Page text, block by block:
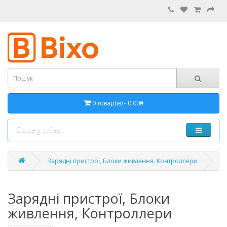
0 товар(ів) - 0.00₴
Categories
Зарядні пристрої, Блоки живлення, Контроллери
Зарядні пристрої, Блоки
живлення, Контроллери